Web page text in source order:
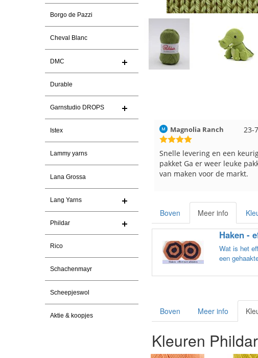
Borgo de Pazzi
Cheval Blanc
DMC
Durable
Garnstudio DROPS
Istex
Lammy yarns
Lana Grossa
Lang Yarns
Phildar
Rico
Schachenmayr
Scheepjeswol
Aktie & koopjes
Magnolia Ranch
Snelle levering en een keurig
pakket Ga er weer leuke pakket
van maken voor de markt.
Hilde uit Loyers
Reeds meerdere keren
en breinaalden besteld,
tevreden over de service.
Boven Meer info
Haken -
Wat is het
een
Boven Meer info
Kleuren